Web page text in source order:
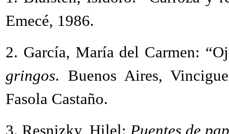
Emecé, 1986.
2. García, María del Carmen:
gringos. Buenos Aires,
Fasola Castaño.
3. Resnizky, Hilel: Puentes de